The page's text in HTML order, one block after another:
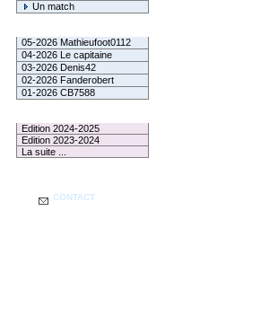
Un match
05-2026 Mathieufoot0112
04-2026 Le capitaine
03-2026 Denis42
02-2026 Fanderobert
01-2026 CB7588
Edition 2024-2025
Edition 2023-2024
La suite ...
CONTACT